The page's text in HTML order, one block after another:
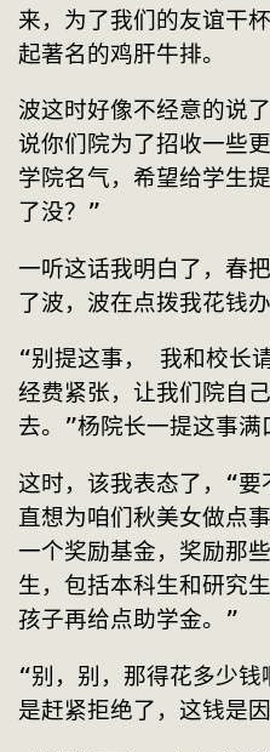
来，为了我们的友谊干
起著名的鸡肝牛排。
波这时好像不经意的说
说你们院为了招收一些
学院名气，希望给学生
了没？”
一听这话我明白了，春
了波，波在点拨我花钱办
“别提这事， 我和校长
经费紧张，让我们院自
去。”杨院长一提这事满
这时，该我表态了，“
直想为咱们秋美女做点
一个奖励基金，奖励那
生，包括本科生和研究
孩子再给点助学金。”
“别，别，那得花多少
是赶紧拒绝了，这钱是